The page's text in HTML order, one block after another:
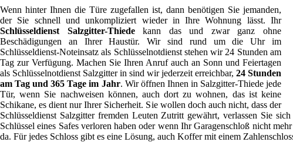
Wenn hinter Ihnen die Türe zugefallen ist, dann benötigen Sie jemanden,
der Sie schnell und unkompliziert wieder in Ihre Wohnung lässt. Ihr
Schlüsseldienst Salzgitter-Thiedekann das und zwar ganz ohne
Beschädigungen an Ihrer Haustür. Wir sind rund um die Uhr im
Schlüsseldienst-Noteinsatz als Schlüsselnotdienst stehen wir 24 Stunden am
Tag zur Verfügung. Machen Sie Ihren Anruf auch an Sonn und Feiertagen
als Schlüsselnotdienst Salzgitter in sind wir jederzeit erreichbar, 24 Stunden
am Tag und 365 Tage im Jahr. Wir öffnen Ihnen in Salzgitter-Thiede jede
Tür, wenn Sie nachweisen können, auch dort zu wohnen, das ist keine
Schikane, es dient nur Ihrer Sicherheit. Sie wollen doch auch nicht, dass der
Schlüsseldienst Salzgitter fremden Leuten Zutritt gewährt, verlassen Sie
Schlüssel eines Safes verloren haben oder wenn Ihr Garagenschloß nicht
da. Für jedes Schloss gibt es eine Lösung, auch Koffer mit einem